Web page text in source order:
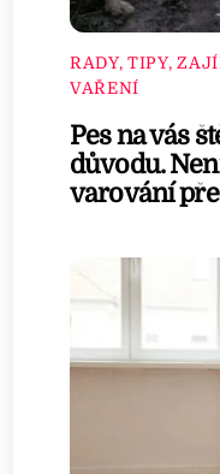
RADY, TIPY,
VAŘENÍ
Pes na vás
důvodu.
varování